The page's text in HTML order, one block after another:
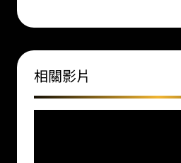
相關影片